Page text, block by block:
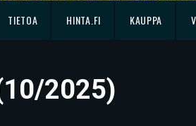
TIETOA HINTA.FI KAUPPA
2025)